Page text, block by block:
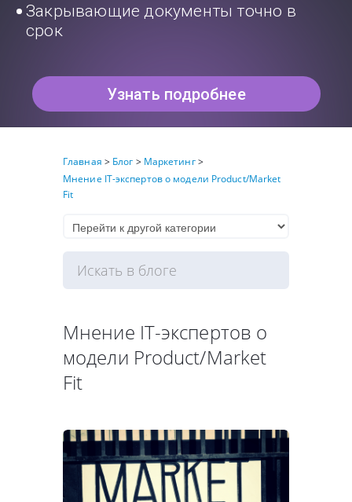
Закрывающие документы точно в
срок
Узнать подробнее
Главная > Блог > Маркетинг>
Мнение IT-экспертов о модели Product/Market
Fit
Мнение IT-экспертов о
модели Product/Market
Fit